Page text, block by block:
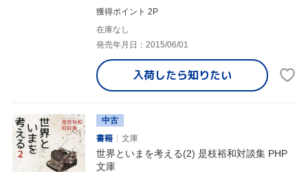
獲得ポイント 2P
在庫なし
発売年月日：2015/06/01
入荷したら知りたい
中古
書籍
文庫
世界といまを考える(2) 是枝裕和対談集 PHP
文庫